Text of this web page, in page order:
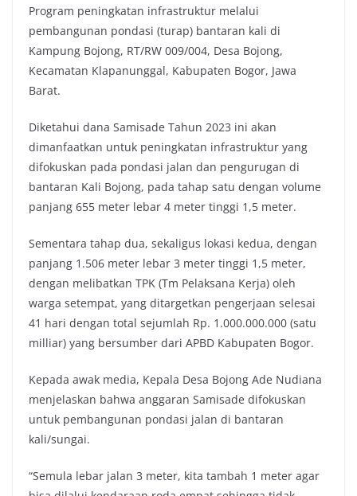
Program peningkatan infrastruktur melalui
pembangunan pondasi (turap) bantaran kali di
Kampung Bojong, RT/RW 009/004, Desa Bojong,
Kecamatan Klapanunggal, Kabupaten Bogor, Jawa
Barat.
Diketahui dana Samisade Tahun 2023 ini akan
dimanfaatkan untuk peningkatan infrastruktur yang
difokuskan pada pondasi jalan dan pengurugan di
bantaran Kali Bojong, pada tahap satu dengan volume
panjang 655 meter lebar 4 meter tinggi 1,5 meter.
Sementara tahap dua, sekaligus lokasi kedua, dengan
panjang 1.506 meter lebar 3 meter tinggi 1,5 meter,
dengan melibatkan TPK (Tm Pelaksana Kerja) oleh
warga setempat, yang ditargetkan pengerjaan selesai
41 hari dengan total sejumlah Rp. 1.000.000.000 (satu
milliar) yang bersumber dari APBD Kabupaten Bogor.
Kepada awak media, Kepala Desa Bojong Ade Nudiana
menjelaskan bahwa anggaran Samisade difokuskan
untuk pembangunan pondasi jalan di bantaran
kali/sungai.
“Semula lebar jalan 3 meter, kita tambah 1 meter agar